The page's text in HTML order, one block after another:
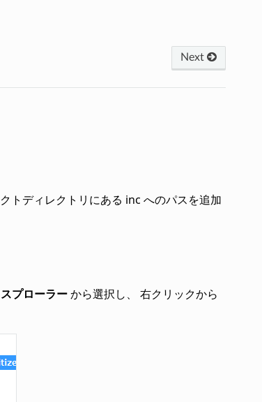
Next
トディレクトリにある inc へのパスを追加
プローラーから選択し、 右クリックから